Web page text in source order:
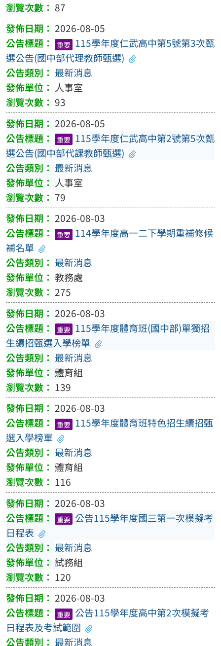
87
2026-08-05
重要 115學年度仁武高中第5號第3次甄
選公告(國中部代理教師甄選)
最新消息
人事室
93
2026-08-05
重要 115學年度仁武高中第2號第5次甄
選公告(國中部代課教師甄選)
最新消息
人事室
79
2026-08-03
重要 114學年度高一二下學期重補修候
補名單
最新消息
教務處
275
2026-08-03
重要 115學年度體育班(國中部)單獨招
生續招甄選入學榜單
最新消息
體育組
139
2026-08-03
重要 115學年度體育班特色招生續招甄
選入學榜單
最新消息
體育組
116
2026-08-03
重要 公告115學年度國三第一次模擬考
日程表
最新消息
試務組
120
2026-08-03
重要 公告115學年度高中第2次模擬考
日程表及考試範圍
最新消息